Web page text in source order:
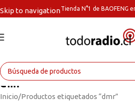
Skip to navigationTienda N°1 de BAOFENG
dmr
Inicio Productos etiquetados “dmr”